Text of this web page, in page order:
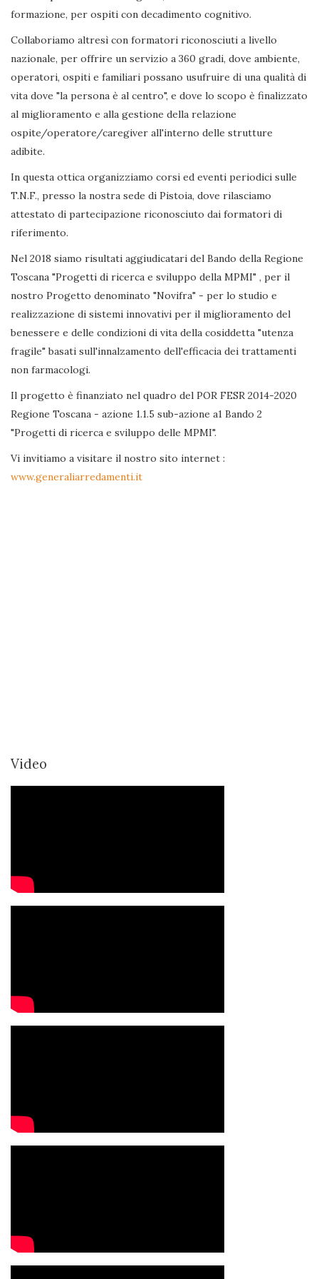
formazione, per ospiti con decadimento cognitivo.
Collaboriamo altresì con formatori riconosciuti a livello
nazionale, per offrire un servizio a 360 gradi, dove ambiente,
operatori, ospiti e familiari possano usufruire di una qualità di
vita dove "la persona è al centro", e dove lo scopo è finalizzato
al miglioramento e alla gestione della relazione
ospite/operatore/caregiver all'interno delle strutture
adibite.
In questa ottica organizziamo corsi ed eventi periodici sulle
T.N.F., presso la nostra sede di Pistoia, dove rilasciamo
attestato di partecipazione riconosciuto dai formatori di
riferimento.
Nel 2018 siamo risultati aggiudicatari del Bando della Regione
Toscana "Progetti di ricerca e sviluppo della MPMI" , per il
nostro Progetto denominato "Novifra" - per lo studio e
realizzazione di sistemi innovativi per il miglioramento del
benessere e delle condizioni di vita della cosiddetta "utenza
fragile" basati sull'innalzamento dell'efficacia dei trattamenti
non farmacologi.
Il progetto è finanziato nel quadro del POR FESR 2014-2020
Regione Toscana - azione 1.1.5 sub-azione a1 Bando 2
"Progetti di ricerca e sviluppo delle MPMI".
Vi invitiamo a visitare il nostro sito internet :
www.generaliarredamenti.it
Video